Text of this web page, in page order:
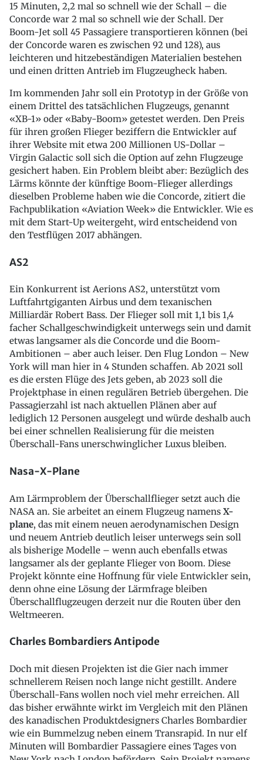
15 Minuten, 2,2 mal so schnell wie der Schall – die
Concorde war 2 mal so schnell wie der Schall. Der
Boom-Jet soll 45 Passagiere transportieren können (bei
der Concorde waren es zwischen 92 und 128), aus
leichteren und hitzebeständigen Materialien bestehen
und einen dritten Antrieb im Flugzeugheck haben.
Im kommenden Jahr soll ein Prototyp in der Größe von
einem Drittel des tatsächlichen Flugzeugs, genannt
«XB-1» oder «Baby-Boom» getestet werden. Den Preis
für ihren großen Flieger beziffern die Entwickler auf
ihrer Website mit etwa 200 Millionen US-Dollar –
Virgin Galactic soll sich die Option auf zehn Flugzeuge
gesichert haben. Ein Problem bleibt aber: Bezüglich des
Lärms könnte der künftige Boom-Flieger allerdings
dieselben Probleme haben wie die Concorde, zitiert die
Fachpublikation «Aviation Week» die Entwickler. Wie es
mit dem Start-Up weitergeht, wird entscheidend von
den Testflügen 2017 abhängen.
AS2
Ein Konkurrent ist Aerions AS2, unterstützt vom
Luftfahrtgiganten Airbus und dem texanischen
Milliardär Robert Bass. Der Flieger soll mit 1,1 bis 1,4
facher Schallgeschwindigkeit unterwegs sein und damit
etwas langsamer als die Concorde und die Boom-
Ambitionen – aber auch leiser. Den Flug London – New
York will man hier in 4 Stunden schaffen. Ab 2021 soll
es die ersten Flüge des Jets geben, ab 2023 soll die
Projektphase in einen regulären Betrieb übergehen. Die
Passagierzahl ist nach aktuellen Plänen aber auf
lediglich 12 Personen ausgelegt und würde deshalb auch
bei einer schnellen Realisierung für die meisten
Überschall-Fans unerschwinglicher Luxus bleiben.
Nasa-X-Plane
Am Lärmproblem der Überschallflieger setzt auch die
NASA an. Sie arbeitet an einem Flugzeug namens X-
plane, das mit einem neuen aerodynamischen Design
und neuem Antrieb deutlich leiser unterwegs sein soll
als bisherige Modelle – wenn auch ebenfalls etwas
langsamer als der geplante Flieger von Boom. Diese
Projekt könnte eine Hoffnung für viele Entwickler sein,
denn ohne eine Lösung der Lärmfrage bleiben
Überschallflugzeugen derzeit nur die Routen über den
Weltmeeren.
Charles Bombardiers Antipode
Doch mit diesen Projekten ist die Gier nach immer
schnellerem Reisen noch lange nicht gestillt. Andere
Überschall-Fans wollen noch viel mehr erreichen. All
das bisher erwähnte wirkt im Vergleich mit den Plänen
des kanadischen Produktdesigners Charles Bombardier
wie ein Bummelzug neben einem Transrapid. In nur elf
Minuten will Bombardier Passagiere eines Tages von